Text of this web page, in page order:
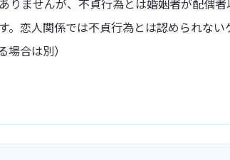
りませんが、不貞行為とは婚姻者が配偶
。恋人関係では不貞行為とは認められない
合は別）